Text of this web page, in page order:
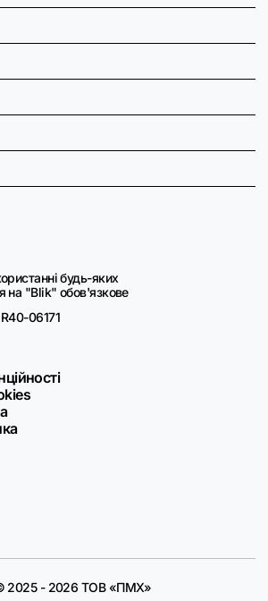
будь-яких
на "Blik" обов'язкове
06171
© 2025 - 2026 ТОВ «ПМХ»